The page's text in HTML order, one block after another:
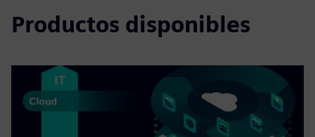
Productos disponibles